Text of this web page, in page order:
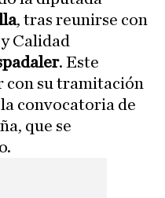
, tras reunirse con
Calidad
. Este
con su tramitación
convocatoria de
que se